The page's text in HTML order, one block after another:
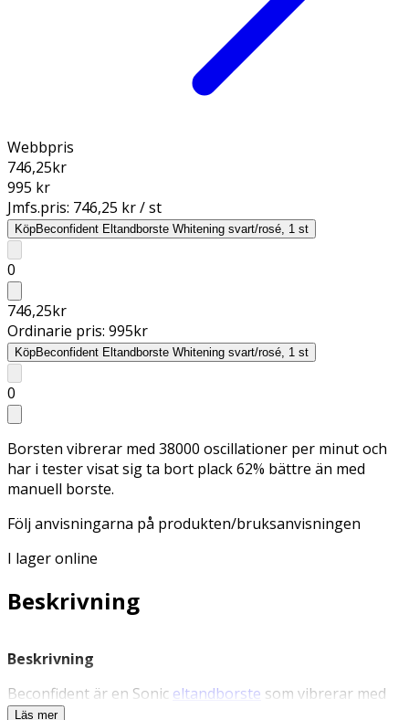
Webbpris
746,25kr
995 kr
Jmfs.pris: 746,25 kr / st
KöpBeconfident Eltandborste Whitening svart/rosé, 1 st
0
746,25kr
Ordinarie pris: 995kr
KöpBeconfident Eltandborste Whitening svart/rosé, 1 st
0
Borsten vibrerar med 38000 oscillationer per minut och
har i tester visat sig ta bort plack 62% bättre än med
manuell borste.
Följ anvisningarna på produkten/bruksanvisningen
I lager online
Beskrivning
Beskrivning
Beconfident är en Sonic eltandborste som vibrerar med
38 000 oscillationer per minut och har i tester visat sig ta
Läs mer